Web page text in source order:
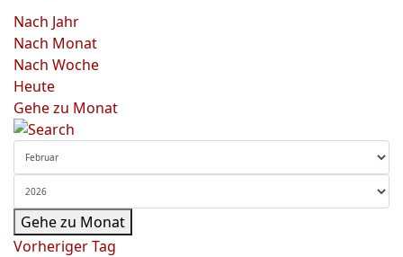
Nach Jahr
Nach Monat
Nach Woche
Heute
Gehe zu Monat
Gehe zu Monat
Vorheriger Tag